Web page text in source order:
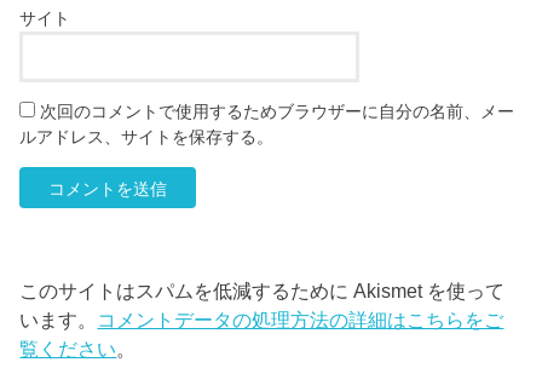
サイト
次回のコメントで使用するためブラウザーに自分の名前、メー
ルアドレス、サイトを保存する。
このサイトはスパムを低減するために Akismet を使って
います。 コメントデータの処理方法の詳細はこちらをご
覧ください